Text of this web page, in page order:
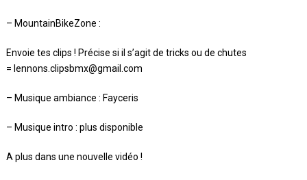
– MountainBikeZone :
Envoie tes clips ! Précise si il s’agit de tricks ou de chutes
= lennons.clipsbmx@gmail.com
– Musique ambiance : Fayceris
– Musique intro : plus disponible
A plus dans une nouvelle vidéo !